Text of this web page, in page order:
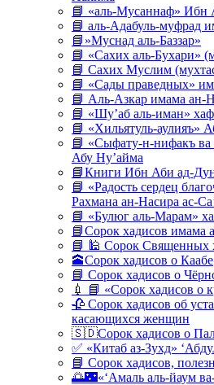
📘 «аль-Мусаннаф»
📘 аль-Адабуль-муфрад
📘»Муснад аль-Баззар»
📘 «Сахих аль-Бухари»
📘 Сахих Муслим
📘 «Сады праведных»
📘 Аль-Азкар имама ан-
📘 «Шу’аб аль-иман»
📘 «Хильятуль-аулияъ»
📘 «Сыфату-н-нифакъ ва
Абу Ну’айма
📘Книги Ибн Аби ад-
📘 «Радость сердец
Рахмана ан-Насира ас-
📘 «Булюг аль-Марам»
📘Сорок хадисов имама
📘 🕌 Сорок Священных
🕋Сорок хадисов о Каабе
📘 Сорок хадисов о
💉 📘 «Сорок хадисов о
🥀 Сорок хадисов об
касающихся женщин
🇸🇩Сорок хадисов о
✅ «Китаб аз-Зухд»
📘 Сорок хадисов,
🌅🌃«‘Амаль аль-йаум